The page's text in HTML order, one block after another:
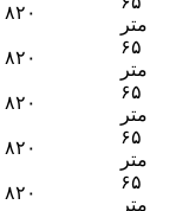
۸۲۰
متر
۸۲۰
۶۵
متر
۸۲۰
۶۵
متر
۸۲۰
۶۵
متر
۸۲۰
۶۵
متر